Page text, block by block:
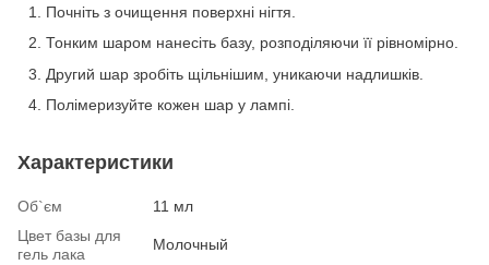
Почніть з очищення поверхні нігтя.
Тонким шаром нанесіть базу, розподіляючи її рівномірно.
Другий шар зробіть щільнішим, уникаючи надлишків.
Полімеризуйте кожен шар у лампі.
Характеристики
Об`єм
11 мл
Цвет базы для
гель лака
Молочный